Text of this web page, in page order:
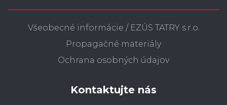
Všeobecné informácie / EZÚS TATRY s.r.o.
Propagačné materiály
Ochrana osobných údajov
Kontaktujte nás